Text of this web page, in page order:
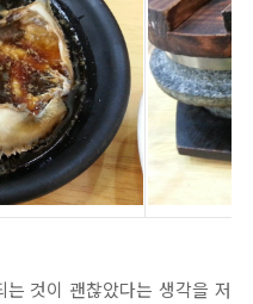
것이 괜찮았다는 생각을 저